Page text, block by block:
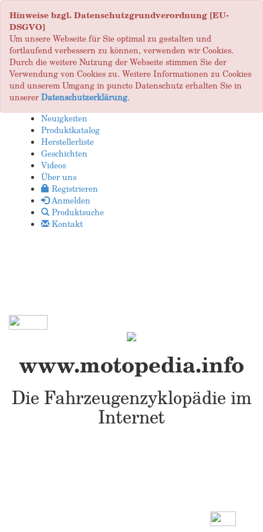
Hinweise bzgl. Datenschutzgrundverordnung [EU-
DSGVO]
Um unsere Webseite für Sie optimal zu gestalten und
fortlaufend verbessern zu können, verwenden wir Cookies.
Durch die weitere Nutzung der Webseite stimmen Sie der
Verwendung von Cookies zu. Weitere Informationen zu Cookies
und unserem Umgang in puncto Datenschutz erhalten Sie in
unsererDatenschutzerklärung.
Neuigkeiten
Produktkatalog
Herstellerliste
Geschichten
Videos
Über uns
Registrieren
Anmelden
Produktsuche
Kontakt
www.motopedia.info
Die Fahrzeugenzyklopädie im
Internet